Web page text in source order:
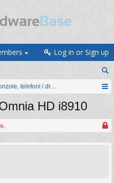
Log in or Sign up
telefoni i drugi gadgeti
HD i8910